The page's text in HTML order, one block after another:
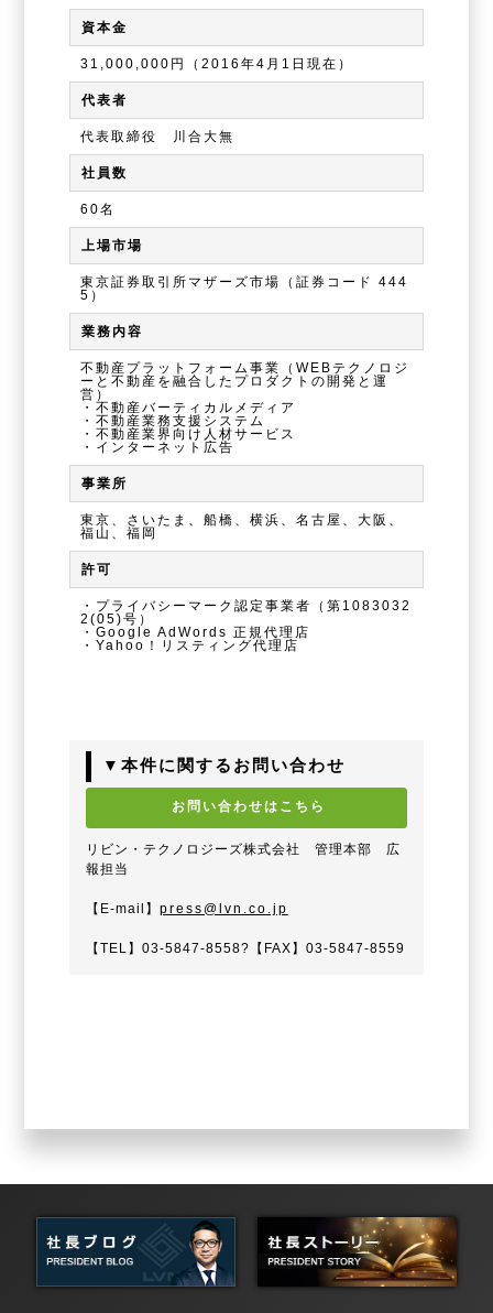
資本金
31,000,000円（2016年4月1日現在）
代表者
代表取締役 川合大無
社員数
60名
上場市場
東京証券取引所マザーズ市場（証券コード 444
5）
業務内容
不動産プラットフォーム事業（WEBテクノロジ
ーと不動産を融合したプロダクトの開発と運
営）
・不動産バーティカルメディア
・不動産業務支援システム
・不動産業界向け人材サービス
・インターネット広告
事業所
東京、さいたま、船橋、横浜、名古屋、大阪、
福山、福岡
許可
・プライバシーマーク認定事業者（第1083032
2(05)号）
・Google AdWords 正規代理店
・Yahoo！リスティング代理店
▼本件に関するお問い合わせ
お問い合わせはこちら
リビン・テクノロジーズ株式会社 管理本部 広
報担当
【E-mail】 press@lvn.co.jp
【TEL】03-5847-8558?【FAX】03-5847-8559